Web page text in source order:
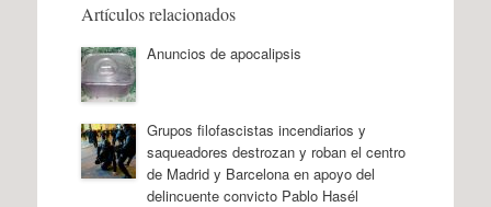
Artículos relacionados
Anuncios de apocalipsis
Grupos filofascistas incendiarios y
saqueadores destrozan y roban el centro
de Madrid y Barcelona en apoyo del
delincuente convicto Pablo Hasél